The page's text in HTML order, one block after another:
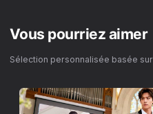
Vous pourriez aimer
Sélection personnalisée basée